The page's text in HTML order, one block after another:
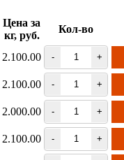
Цена за
кг, руб.
Кол-во
2.100.00 - +
2.100.00 - +
2.000.00 - +
2.100.00 - +